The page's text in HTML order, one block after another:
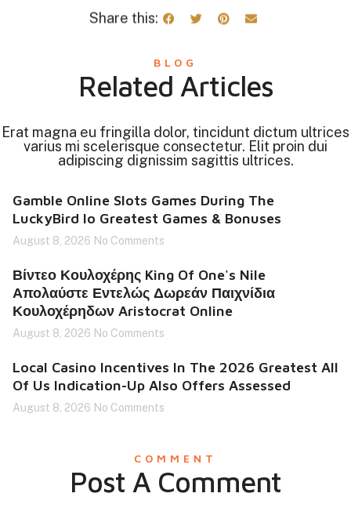
Share this:
BLOG
Related Articles
Erat magna eu fringilla dolor, tincidunt dictum ultrices
varius mi scelerisque consectetur. Elit proin dui
adipiscing dignissim sagittis ultrices.
Gamble Online Slots Games During The
LuckyBird Io Greatest Games & Bonuses
August 8, 2026 No Comments
Βίντεο Κουλοχέρης King Of One's Nile
Απολαύστε Εντελώς Δωρεάν Παιχνίδια
Κουλοχέρηδων Aristocrat Online
August 8, 2026 No Comments
Local Casino Incentives In The 2026 Greatest All
Of Us Indication-Up Also Offers Assessed
August 8, 2026 No Comments
COMMENT
Post A Comment